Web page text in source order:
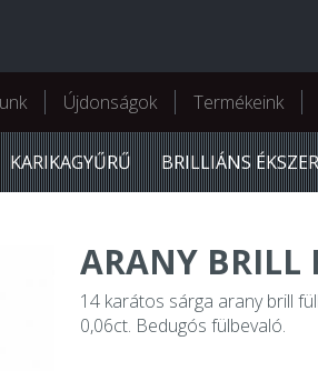
Újdonságok Termékeink
KARIKAGYŰRŰ BRILLIÁNS
ARANY BRILL
14 karátos sárga arany brill
0,06ct. Bedugós fülbevaló.